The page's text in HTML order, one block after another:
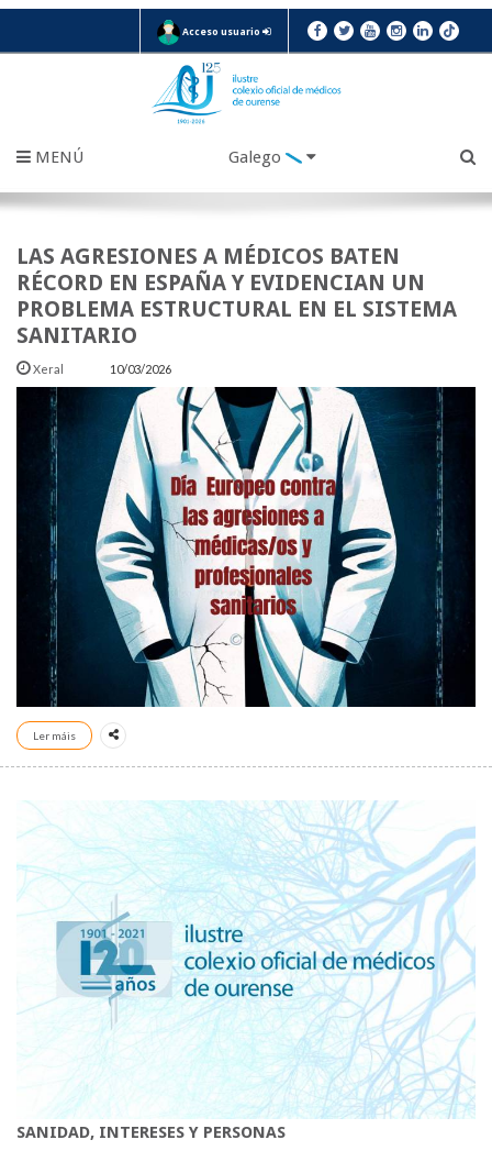
Acceso usuario
MENÚ Galego
LAS AGRESIONES A MÉDICOS BATEN
RÉCORD EN ESPAÑA Y EVIDENCIAN UN
PROBLEMA ESTRUCTURAL EN EL SISTEMA
SANITARIO
Xeral 10/03/2026
Ler máis
SANIDAD, INTERESES Y PERSONAS